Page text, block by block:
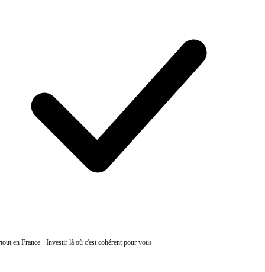
en France·Investir là où c'est cohérent pour vous